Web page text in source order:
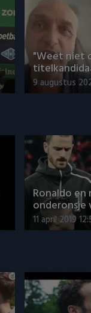
"Weet niet
9 augustus
Ronaldo
onderonsje
11 april 2019